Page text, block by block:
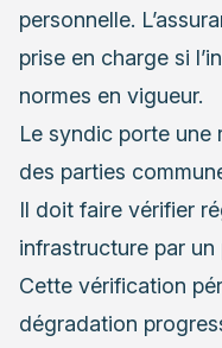
personnelle.
prise en charge si
normes en vigueur.
Le syndic porte une
des parties
Il doit faire vérifier
infrastructure par
Cette vérification
dégradation